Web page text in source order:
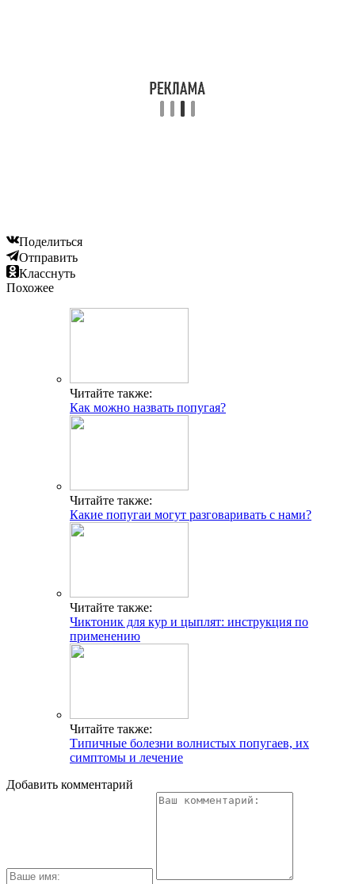
Поделиться
Отправить
Класснуть
Похожее
Читайте также:
Как можно назвать попугая?
Читайте также:
Какие попугаи могут разговаривать с нами?
Читайте также:
Чиктоник для кур и цыплят: инструкция по
применению
Читайте также:
Типичные болезни волнистых попугаев, их
симптомы и лечение
Добавить комментарий